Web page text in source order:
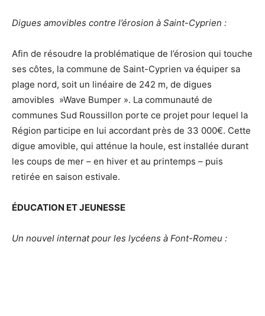
Digues amovibles contre l’érosion à Saint-Cyprien :
Afin de résoudre la problématique de l’érosion qui touche
ses côtes, la commune de Saint-Cyprien va équiper sa
plage nord, soit un linéaire de 242 m, de digues
amovibles »Wave Bumper ». La communauté de
communes Sud Roussillon porte ce projet pour lequel la
Région participe en lui accordant près de 33 000€. Cette
digue amovible, qui atténue la houle, est installée durant
les coups de mer – en hiver et au printemps – puis
retirée en saison estivale.
ÉDUCATION ET JEUNESSE
Un nouvel internat pour les lycéens à Font-Romeu :